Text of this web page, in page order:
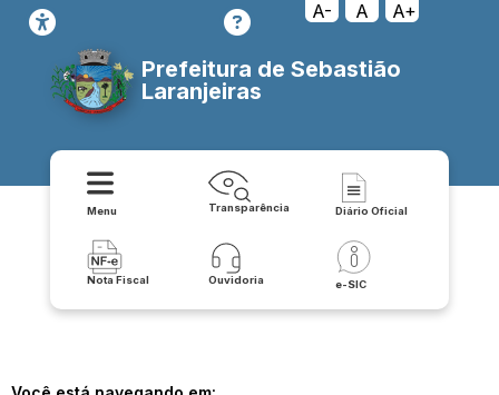
A- A A+
Prefeitura de Sebastião
Laranjeiras
Menu Transparência Diário Oficial
Nota Fiscal Ouvidoria e-SIC